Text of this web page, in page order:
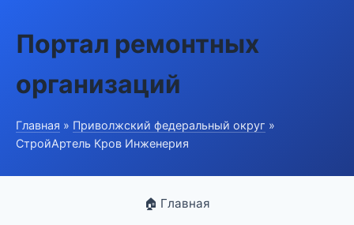
Портал ремонтных
организаций
Главная » Приволжский федеральный округ »
СтройАртель Кров Инженерия
🏠 Главная